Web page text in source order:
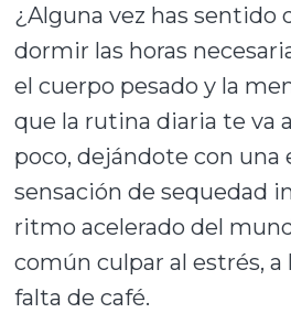
¿Alguna vez has sentido
dormir las horas
el cuerpo pesado y la
que la rutina diaria te va
poco, dejándote con una
sensación de sequedad
ritmo acelerado del
común culpar al estrés, a
falta de café.